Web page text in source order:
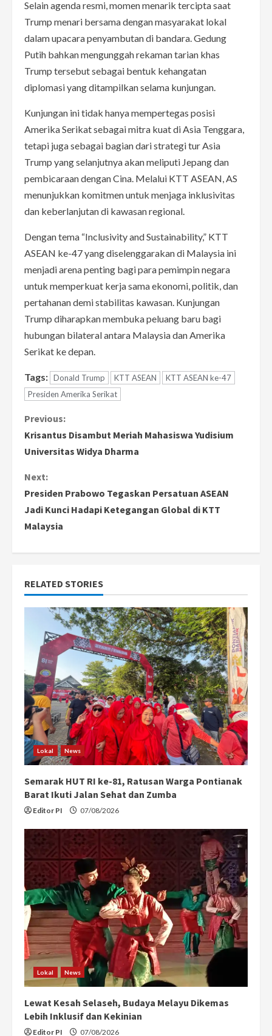
Selain agenda resmi, momen menarik tercipta saat
Trump menari bersama dengan masyarakat lokal
dalam upacara penyambutan di bandara. Gedung
Putih bahkan mengunggah rekaman tarian khas
Trump tersebut sebagai bentuk kehangatan
diplomasi yang ditampilkan selama kunjungan.
Kunjungan ini tidak hanya mempertegas posisi
Amerika Serikat sebagai mitra kuat di Asia Tenggara,
tetapi juga sebagai bagian dari strategi tur Asia
Trump yang selanjutnya akan meliputi Jepang dan
pembicaraan dengan Cina. Melalui KTT ASEAN, AS
menunjukkan komitmen untuk menjaga inklusivitas
dan keberlanjutan di kawasan regional.
Dengan tema “Inclusivity and Sustainability,” KTT
ASEAN ke-47 yang diselenggarakan di Malaysia ini
menjadi arena penting bagi para pemimpin negara
untuk memperkuat kerja sama ekonomi, politik, dan
pertahanan demi stabilitas kawasan. Kunjungan
Trump diharapkan membuka peluang baru bagi
hubungan bilateral antara Malaysia dan Amerika
Serikat ke depan.
Tags: Donald Trump KTT ASEAN
KTT ASEAN ke-47
Presiden Amerika Serikat
C
o
n
t
i
n
u
e
a
d
i
n
g
Previous:
Krisantus Disambut Meriah Mahasiswa Yudisium
Universitas Widya Dharma
Next:
Presiden Prabowo Tegaskan Persatuan ASEAN
Jadi Kunci Hadapi Ketegangan Global di KTT
Malaysia
RELATED STORIES
Lokal News
Semarak HUT RI ke-81, Ratusan Warga Pontianak
Barat Ikuti Jalan Sehat dan Zumba
Editor PI 07/08/2026
Lokal News
Lewat Kesah Selaseh, Budaya Melayu Dikemas
Lebih Inklusif dan Kekinian
Editor PI 07/08/2026